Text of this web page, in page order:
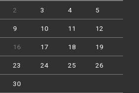
2 3 4 5
9 10 11 12
16 17 18 19
23 24 25 26
30